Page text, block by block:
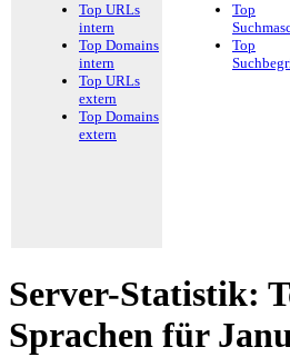
Top URLs
intern
Top Domains
intern
Top URLs
extern
Top Domains
extern
Top
Top
Server-Statistik:
Sprachen für